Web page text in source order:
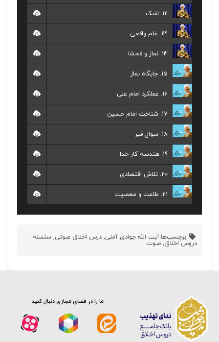
12. اشک
13. علم واقعی
14. نماز و فحشا
15. جایگاه نماز
16. عملکرد امام علی
17. شناخت امام حسین
18. سوال قبر
19. هندسه کار خدا
20. تلاش اقتصادی
21. طاعت و معصیت
برچسب‌ها:آیت الله جوادی آملی,درس اخلاق صوتی,سلسله
دروس اخلاق, صوت
ما را در فضای مجازی دنبال کنید